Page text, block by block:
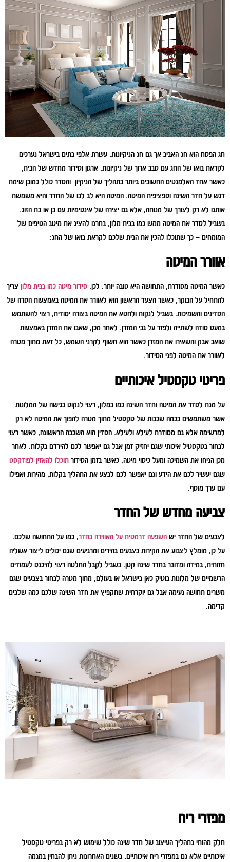
חג הפסח הוא חג האביב אך גם חג הניקיונות. עשרת אלפי בתים בישראל נערכים
לקראת בואו של החג עם סבב ארוך של ניקיונות, ארגון וסידור מחדש של הבית,
כאשר אחד האלמנטים החשובים ביותר בתהליך של הניקיון והסדר כולל כמובן שימת
דגש על חדר השינה וספציפית המיטה. המיטה היא לב לבו של החדר והיא משמשת
אותנו לא רק לצורך של מנוחה, אלא גם יצירה של אינטימיות עם בן או בת הזוג.
בשביל לסדר את המיטה ממש כמו בבית מלון, בחרנו להציג את מיטב הטיפים של
המומחים – כך שתוכלו להכין את הבית שלכם לקראת בואו של החג:
אוורר המיטה
כאשר המיטה מסודרת, התחושה היא טובה יותר. לכן, סידור מיטה כמו בבית מלון צריך
להתחיל על הבוקר, כאשר הצעד הראשון הוא לאוורר את המיטה באמצעות הסרה של
הסדינים והשמיכות. בשביל לנקות ולחטא את המיטה בצורה יסודית, רצוי להשתמש
במעט סודה לשתייה ולפזר על גבי המזרן. לאחר מכן, שאבו את המזרן באמצעות
שואב אבק והשאירו את המזרן כאשר הוא חשוף לקרני השמש, כל זאת מתוך מטרה
לאוורר את המיטה לפני הסידור.
פריטי טקסטיל איכותיים
על מנת לסדר את המיטה וחדר השינה כמו במלון, רצוי לנקוט בגישה של המלונות
אשר משתמשים בכמה שכבות של טקסטיל מתוך מטרה להפוך את המיטה לא רק
למרשימה אלא גם מסודרת לעילא ולעילא. הסדין הוא השכבה הראשונה, כאשר רצוי
לבחור בטקסטיל איכותי שגם יחזיק זמן אבל גם יאפשר לכם להירדם בקלות. לאחר
מכן הניחו את השמיכה ומעל כיסוי מיטה, כאשר בזמן הסידור תוכלו להאזין לפודקסט
שגם יעשיר לכם את הידע וגם יאפשר לכם לבצע את התהליך בקלות, מהירות ואפילו
עם ערך מוסף.
צביעה מחדש של החדר
לצבעים של החדר יש השפעה דרמטית על האווירה בחדר, כמו על התחושה שלכם.
על כן, מומלץ לצבוע את הקירות בצבעים בהירים ומרגיעים שגם יכולים ליצור אשליה
חזותית, במידה ומדובר בחדר שינה קטן. בשביל לקבל החלטה רצוי להיכנס לעמודים
הרשמיים של מלונות בוטיק כאן בישראל או בעולם, מתוך מטרה לבחור בצבעים שגם
משרים תחושה נעימה אבל גם יוקרתית שתקפיץ את חדר השינה שלכם כמה שלבים
קדימה.
מפזרי ריח
חלק מהותי בתהליך העיצוב של חדר שינה כולל שימוש לא רק בפריטי טקסטיל
איכותיים אלא גם במפזרי ריח איכותיים. בשנים האחרונות ניתן להבחין במגמה